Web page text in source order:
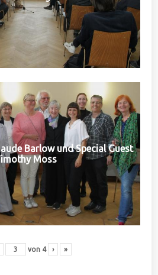
Barlow und Special Guest
Moss
von 4 › »